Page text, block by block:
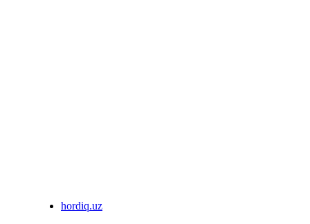
hordiq.uz